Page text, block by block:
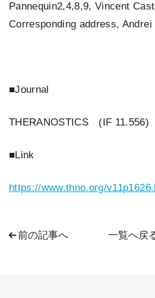
Pannequin2,4,8,9, Vincent
Corresponding address,
■Journal
THERANOSTICS (IF 11.556)
■Link
https://www.thno.org/
前の記事へ 一覧へ戻